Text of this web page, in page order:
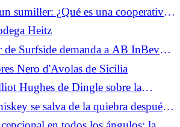
sumiller: ¿Qué es una cooperativa
Heitz
Surfside demanda a AB InBev
parecida a vodka
Nero d'Avolas de Sicilia
Hughes de Dingle sobre la
y dos whiskies hitos
se salva de la quiebra después
privados compraran activos